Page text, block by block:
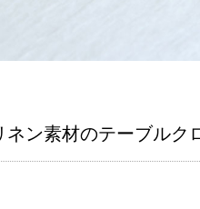
ン素材のテーブルク